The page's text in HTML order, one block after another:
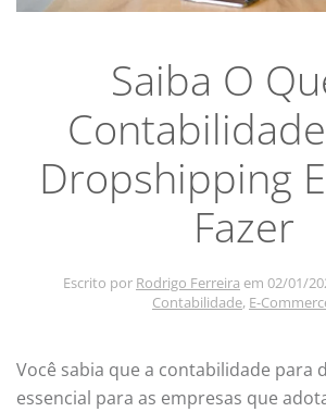
Saiba O
Dropshipping
Fazer
Escrito por Rodrigo Ferreira em 02/01/
Contabilidade, E-
Você sabia que a contabilidade para
essencial para as empresas que